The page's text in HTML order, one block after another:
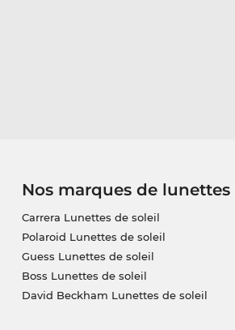
Nos marques de
Carrera Lunettes de soleil
Polaroid Lunettes de soleil
Guess Lunettes de soleil
Boss Lunettes de soleil
David Beckham Lunettes de soleil